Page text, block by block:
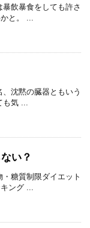
飲暴食をしても許さ
と。 ...
沈黙の臓器ともいう
気 ...
い？
糖質制限ダイエット
ング ...